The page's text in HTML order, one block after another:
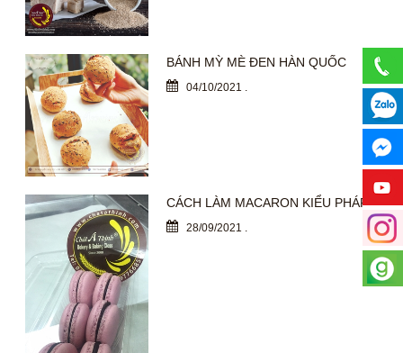
BÁNH MỲ MÈ ĐEN HÀN QUỐC
04/10/2021
CÁCH LÀM MACARON KIỂU PHÁP
28/09/2021 .